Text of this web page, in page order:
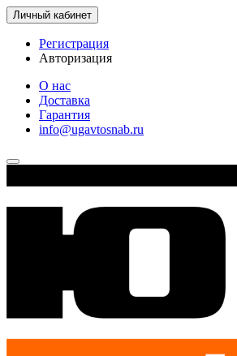
Личный кабинет
Регистрация
Авторизация
О нас
Доставка
Гарантия
info@ugavtosnab.ru